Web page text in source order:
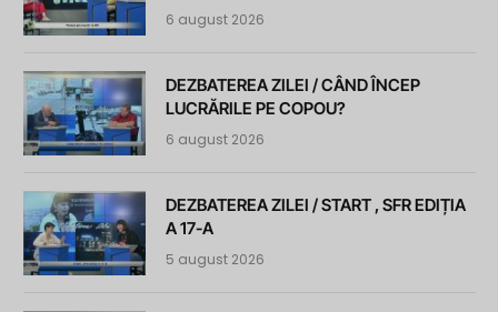
6 august 2026
DEZBATEREA ZILEI / CÂND ÎNCEP
LUCRĂRILE PE COPOU?
6 august 2026
DEZBATEREA ZILEI / START , SFR EDIȚIA
A 17-A
5 august 2026